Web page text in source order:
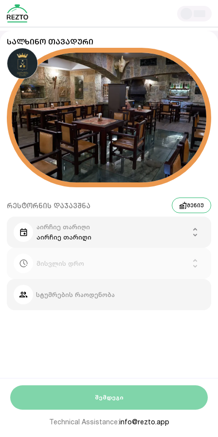
ᲡᲐᲚᲮᲘᲜᲝ ᲗᲐᲕᲐᲓᲣᲠᲘ
ᲠᲔᲡᲢᲝᲠᲜᲘᲡ ᲓᲐᲯᲐᲕᲨᲜᲐ ᲛᲔᲜᲘᲣ
აირჩიე თარიღი
აირჩიე თარიღი
მისვლის დრო
სტუმრების რაოდენობა
ᲨᲔᲛᲓᲔᲒᲘ
Technical Assistance:info@rezto.app